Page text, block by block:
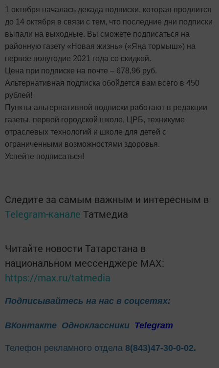
1 октября началась декада подписки, которая продлится
до 14 октября в связи с тем, что последние дни подписки
выпали на выходные. Вы сможете подписаться на
районную газету «Новая жизнь» («Яңа тормыш») на
первое полугодие 2021 года со скидкой.
Цена при подписке на почте – 678,96 руб.
Альтернативная подписка обойдется вам всего в 450
рублей!
Пункты альтернативной подписки работают в редакции
газеты, первой городской школе, ЦРБ, техникуме
отраслевых технологий и школе для детей с
ограниченными возможностями здоровья.
Успейте подписаться!
Следите за самым важным и интересным в
Telegram-канале Татмедиа
Читайте новости Татарстана в
национальном мессенджере MАХ:
https://max.ru/tatmedia
Подписывайтесь на нас в соцсетях:
ВКонтакте Одноклассники Telegram
Телефон рекламного отдела 8(843)47-30-0-02.